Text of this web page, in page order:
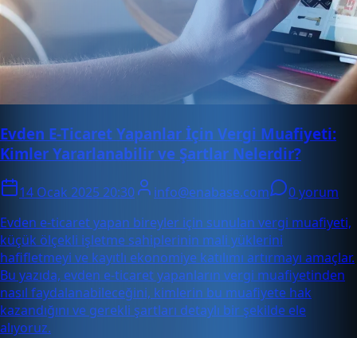
Evden E-Ticaret Yapanlar İçin Vergi Muafiyeti:
Kimler Yararlanabilir ve Şartlar Nelerdir?
14 Ocak 2025 20:30 info@enabase.com
0 yorum
Evden e-ticaret yapan bireyler için sunulan vergi muafiyeti,
küçük ölçekli işletme sahiplerinin mali yüklerini
hafifletmeyi ve kayıtlı ekonomiye katılımı artırmayı amaçlar.
Bu yazıda, evden e-ticaret yapanların vergi muafiyetinden
nasıl faydalanabileceğini, kimlerin bu muafiyete hak
kazandığını ve gerekli şartları detaylı bir şekilde ele
alıyoruz.